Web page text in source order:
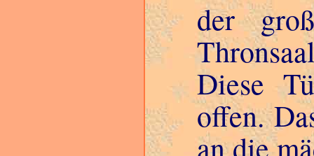
der
Diese
offen.
an die